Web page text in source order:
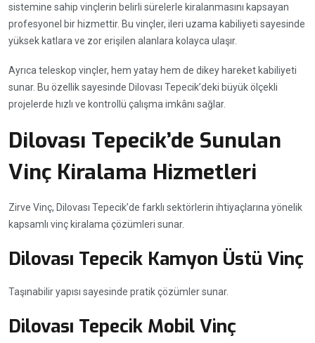
sistemine sahip vinçlerin belirli sürelerle kiralanmasını kapsayan
profesyonel bir hizmettir. Bu vinçler, ileri uzama kabiliyeti sayesinde
yüksek katlara ve zor erişilen alanlara kolayca ulaşır.
Ayrıca teleskop vinçler, hem yatay hem de dikey hareket kabiliyeti
sunar. Bu özellik sayesinde Dilovası Tepecik’deki büyük ölçekli
projelerde hızlı ve kontrollü çalışma imkânı sağlar.
Dilovası Tepecik’de Sunulan
Vinç Kiralama Hizmetleri
Zirve Vinç, Dilovası Tepecik’de farklı sektörlerin ihtiyaçlarına yönelik
kapsamlı vinç kiralama çözümleri sunar.
Dilovası Tepecik Kamyon Üstü Vinç
Taşınabilir yapısı sayesinde pratik çözümler sunar.
Dilovası Tepecik Mobil Vinç